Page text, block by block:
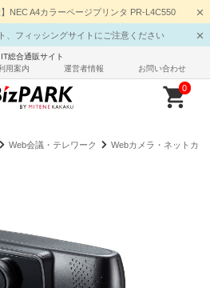
NEC A4カラーページプリンタ PR-L4C550
、フィッシングサイトにご注意ください
総合通販サイト
用案内
運営者情報 お問い合わせ
0
Web会議・テレワーク
Webカメラ・ネットカ